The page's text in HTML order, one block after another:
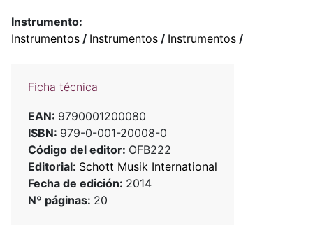
Instrumento:
Instrumentos / Instrumentos / Instrumentos /
Ficha técnica
EAN: 9790001200080
ISBN: 979-0-001-20008-0
Código del editor: OFB222
Editorial: Schott Musik International
Fecha de edición: 2014
Nº páginas: 20